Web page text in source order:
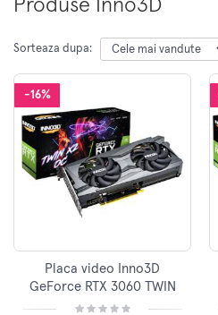
Produse Inno3D
Sorteaza dupa:
-16%
Placa video Inno3D
GeForce RTX 3060 TWIN
X2 LHR, 12GB GDDR6